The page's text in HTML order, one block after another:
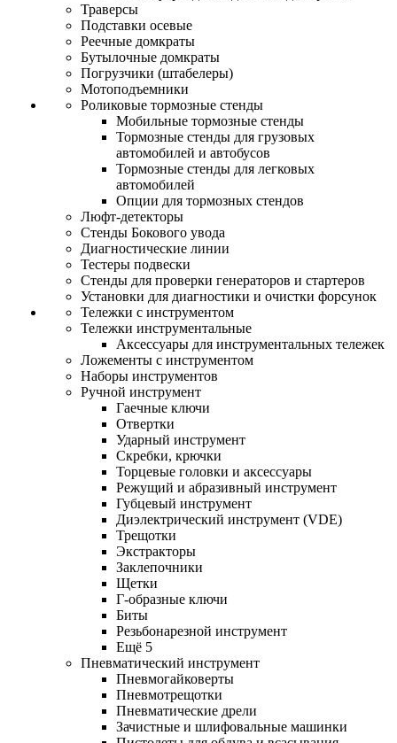
Траверсы
Подставки осевые
Реечные домкраты
Бутылочные домкраты
Погрузчики (штабелеры)
Мотоподъемники
Роликовые тормозные стенды
Мобильные тормозные стенды
Тормозные стенды для грузовых
автомобилей и автобусов
Тормозные стенды для легковых
автомобилей
Опции для тормозных стендов
Люфт-детекторы
Стенды Бокового увода
Диагностические линии
Тестеры подвески
Стенды для проверки генераторов и стартеров
Установки для диагностики и очистки форсунок
Тележки с инструментом
Тележки инструментальные
Аксессуары для инструментальных тележек
Ложементы с инструментом
Наборы инструментов
Ручной инструмент
Гаечные ключи
Отвертки
Ударный инструмент
Скребки, крючки
Торцевые головки и аксессуары
Режущий и абразивный инструмент
Губцевый инструмент
Диэлектрический инструмент (VDE)
Трещотки
Экстракторы
Заклепочники
Щетки
Г-образные ключи
Биты
Резьбонарезной инструмент
Ещё 5
Пневматический инструмент
Пневмогайковерты
Пневмотрещотки
Пневматические дрели
Зачистные и шлифовальные машинки